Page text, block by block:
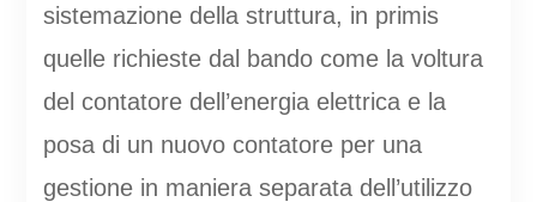
sistemazione della struttura, in primis
quelle richieste dal bando come la voltura
del contatore dell’energia elettrica e la
posa di un nuovo contatore per una
gestione in maniera separata dell’utilizzo